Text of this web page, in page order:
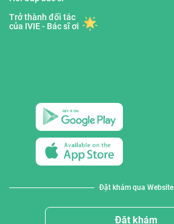
Trở thành đối tác
của IVIE - Bác sĩ ơi
Đặt khám qua Website
Đặt khám